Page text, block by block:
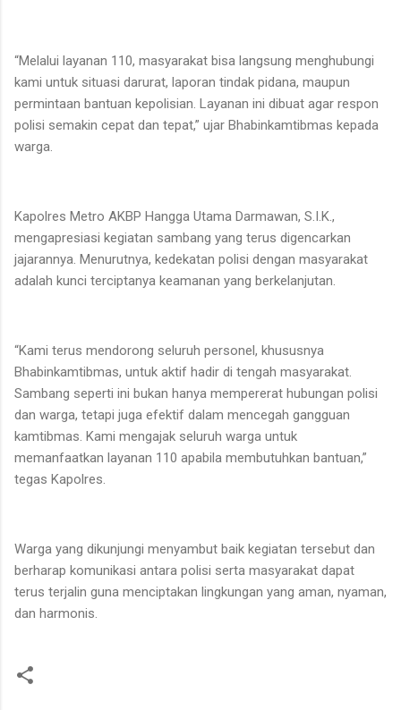
“Melalui layanan 110, masyarakat bisa langsung menghubungi
kami untuk situasi darurat, laporan tindak pidana, maupun
permintaan bantuan kepolisian. Layanan ini dibuat agar respon
polisi semakin cepat dan tepat,” ujar Bhabinkamtibmas kepada
warga.
Kapolres Metro AKBP Hangga Utama Darmawan, S.I.K.,
mengapresiasi kegiatan sambang yang terus digencarkan
jajarannya. Menurutnya, kedekatan polisi dengan masyarakat
adalah kunci terciptanya keamanan yang berkelanjutan.
“Kami terus mendorong seluruh personel, khususnya
Bhabinkamtibmas, untuk aktif hadir di tengah masyarakat.
Sambang seperti ini bukan hanya mempererat hubungan polisi
dan warga, tetapi juga efektif dalam mencegah gangguan
kamtibmas. Kami mengajak seluruh warga untuk
memanfaatkan layanan 110 apabila membutuhkan bantuan,”
tegas Kapolres.
Warga yang dikunjungi menyambut baik kegiatan tersebut dan
berharap komunikasi antara polisi serta masyarakat dapat
terus terjalin guna menciptakan lingkungan yang aman, nyaman,
dan harmonis.